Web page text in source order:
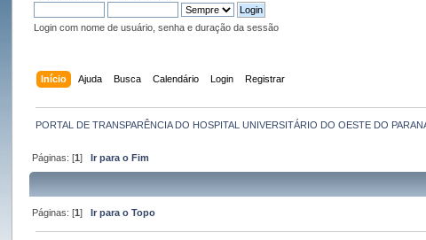
Login com nome de usuário, senha e duração da sessão
Início Ajuda Busca Calendário Login Registrar
PORTAL DE TRANSPARÊNCIA DO HOSPITAL UNIVERSITÁRIO DO OESTE DO
Páginas: [1] Ir para o Fim
Páginas: [1] Ir para o Topo